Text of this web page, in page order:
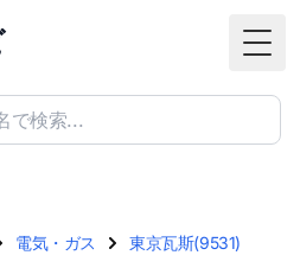
電気・ガス 東京瓦斯(9531)